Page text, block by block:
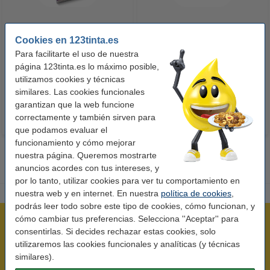
Cookies en 123tinta.es
Para facilitarte el uso de nuestra
página 123tinta.es lo máximo posible,
utilizamos cookies y técnicas
similares. Las cookies funcionales
garantizan que la web funcione
correctamente y también sirven para
que podamos evaluar el
funcionamiento y cómo mejorar
nuestra página. Queremos mostrarte
anuncios acordes con tus intereses, y
por lo tanto, utilizar cookies para ver tu comportamiento en
nuestra web y en internet. En nuestra política de cookies
podrás leer todo sobre este tipo de cookies, cómo funcionan, y
cómo cambiar tus preferencias. Selecciona ''Aceptar'' para
consentirlas. Si decides rechazar estas cookies, solo
utilizaremos las cookies funcionales y analíticas (y técnicas
similares).
123tinta Papel fotográfico
10,50 € Incl. 21% IVA
Power AA - LR06 - MN1500 - 24
unidades
14,50 € Incl. 21% IVA
Rápido y sencillo
Mejor Precio Garantizado